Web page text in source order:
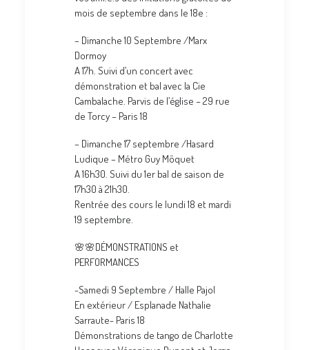
mois de septembre dans le 18e :
– Dimanche 10 Septembre /Marx
Dormoy
A 17h. Suivi d’un concert avec
démonstration et bal avec la Cie
Cambalache. Parvis de l’église – 29 rue
de Torcy – Paris 18
– Dimanche 17 septembre /Hasard
Ludique – Métro Guy Môquet
A 16h30. Suivi du 1er bal de saison de
17h30 à 21h30.
Rentrée des cours le lundi 18 et mardi
19 septembre.
🌸🌸DÉMONSTRATIONS et
PERFORMANCES
-Samedi 9 Septembre / Halle Pajol
En extérieur / Esplanade Nathalie
Sarraute- Paris 18
Démonstrations de tango de Charlotte